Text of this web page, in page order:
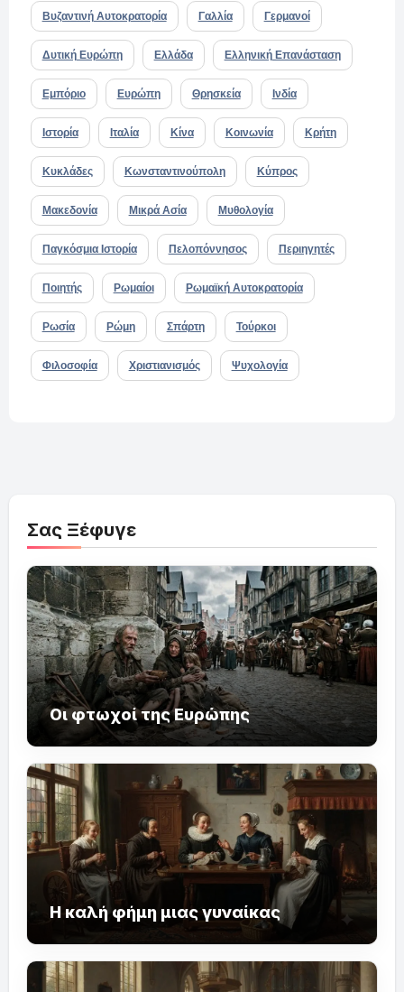
Βυζαντινή Αυτοκρατορία Γαλλία Γερμανοί
Δυτική Ευρώπη Ελλάδα Ελληνική Επανάσταση
Εμπόριο Ευρώπη Θρησκεία Ινδία
Ιστορία Ιταλία Κίνα Κοινωνία Κρήτη
Κυκλάδες Κωνσταντινούπολη Κύπρος
Μακεδονία Μικρά Ασία Μυθολογία
Παγκόσμια Ιστορία Πελοπόννησος Περιηγητές
Ποιητής Ρωμαίοι Ρωμαϊκή Αυτοκρατορία
Ρωσία Ρώμη Σπάρτη Τούρκοι
Φιλοσοφία Χριστιανισμός Ψυχολογία
Σας Ξέφυγε
Οι φτωχοί της Ευρώπης
Η καλή φήμη μιας γυναίκας